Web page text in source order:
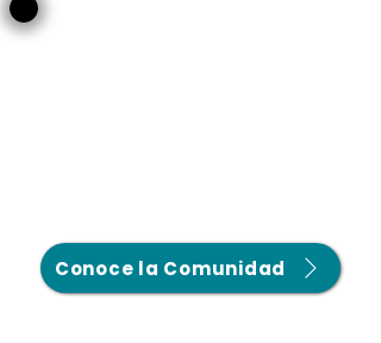
Conoce la Comunidad